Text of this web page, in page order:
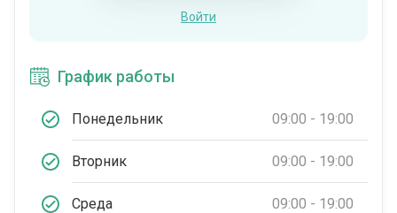
Войти
График работы
Понедельник 09:00 - 19:00
Вторник 09:00 - 19:00
Среда 09:00 - 19:00